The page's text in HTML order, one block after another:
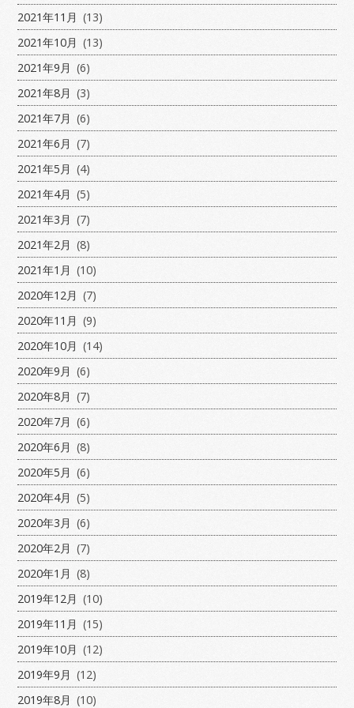
2021年11月 (13)
2021年10月 (13)
2021年9月 (6)
2021年8月 (3)
2021年7月 (6)
2021年6月 (7)
2021年5月 (4)
2021年4月 (5)
2021年3月 (7)
2021年2月 (8)
2021年1月 (10)
2020年12月 (7)
2020年11月 (9)
2020年10月 (14)
2020年9月 (6)
2020年8月 (7)
2020年7月 (6)
2020年6月 (8)
2020年5月 (6)
2020年4月 (5)
2020年3月 (6)
2020年2月 (7)
2020年1月 (8)
2019年12月 (10)
2019年11月 (15)
2019年10月 (12)
2019年9月 (12)
2019年8月 (10)